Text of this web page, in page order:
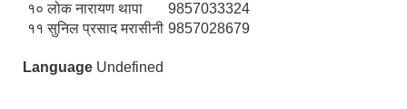
१० लोक नारायण थापा
9857033324
११ सुनिल प्रसाद मरासीनी 9857028679
Language Undefined